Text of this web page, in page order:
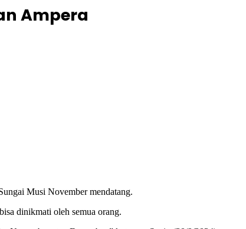
Ampera
Musi November mendatang.
dinikmati oleh semua orang.